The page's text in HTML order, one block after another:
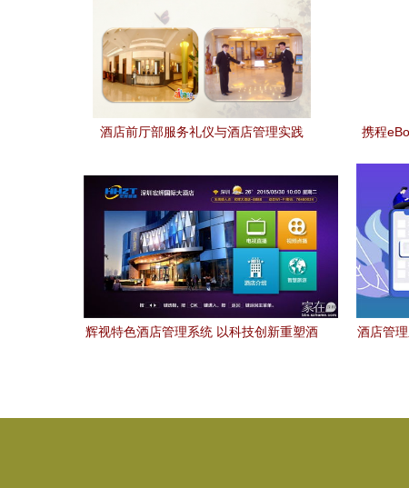
酒店前厅部服务礼仪与酒店管理实践
携程
辉视特色酒店管理系统 以科技创新重塑酒
酒店管